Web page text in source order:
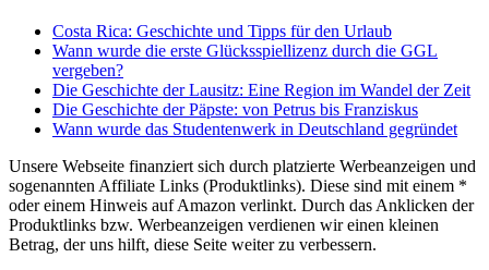
Costa Rica: Geschichte und Tipps für den Urlaub
Wann wurde die erste Glücksspiellizenz durch die GGL
vergeben?
Die Geschichte der Lausitz: Eine Region im Wandel der Zeit
Die Geschichte der Päpste: von Petrus bis Franziskus
Wann wurde das Studentenwerk in Deutschland gegründet
Unsere Webseite finanziert sich durch platzierte Werbeanzeigen und
sogenannten Affiliate Links (Produktlinks). Diese sind mit einem *
oder einem Hinweis auf Amazon verlinkt. Durch das Anklicken der
Produktlinks bzw. Werbeanzeigen verdienen wir einen kleinen
Betrag, der uns hilft, diese Seite weiter zu verbessern.